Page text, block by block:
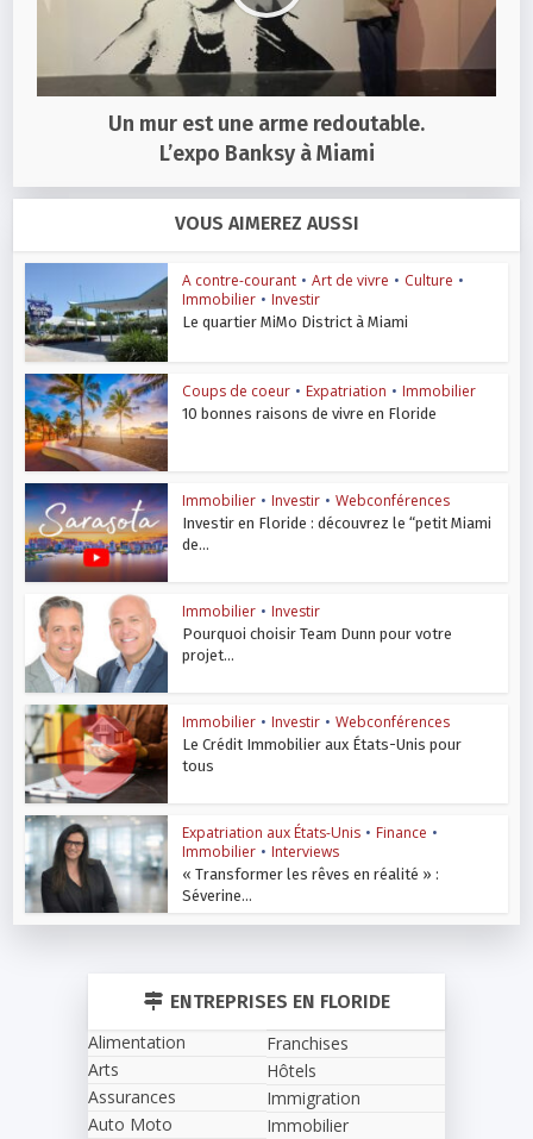
Un mur est une arme redoutable.
L’expo Banksy à Miami
VOUS AIMEREZ AUSSI
A contre-courant • Art de vivre • Culture •
Immobilier • Investir
Le quartier MiMo District à Miami
Coups de coeur • Expatriation • Immobilier
10 bonnes raisons de vivre en Floride
Immobilier • Investir • Webconférences
Investir en Floride : découvrez le “petit Miami
de...
Immobilier • Investir
Pourquoi choisir Team Dunn pour votre
projet...
Immobilier • Investir • Webconférences
Le Crédit Immobilier aux États-Unis pour
tous
Expatriation aux États-Unis • Finance •
Immobilier • Interviews
« Transformer les rêves en réalité » :
Séverine...
ENTREPRISES EN FLORIDE
Alimentation
Arts
Assurances
Auto Moto
Franchises
Hôtels
Immigration
Immobilier